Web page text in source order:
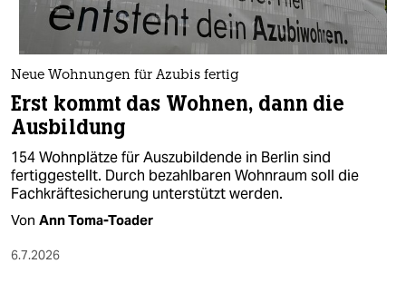
wahrheit
verlag
verlag
veranstaltungen
shop
fragen & hilfe
Neue Wohnungen für Azubis fertig
Erst kommt das Wohnen, dann die
Ausbildung
154 Wohnplätze für Auszubildende in Berlin sind
fertiggestellt. Durch bezahlbaren Wohnraum soll die
Fachkräftesicherung unterstützt werden.
Von Ann Toma-Toader
6.7.2026